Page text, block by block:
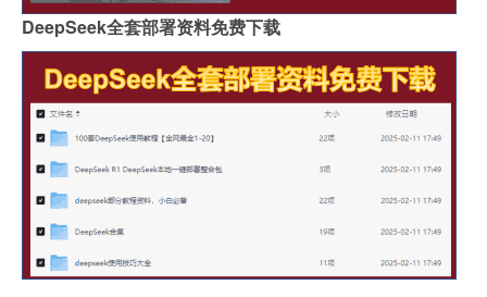
DeepSeek全套部署资料免费下载